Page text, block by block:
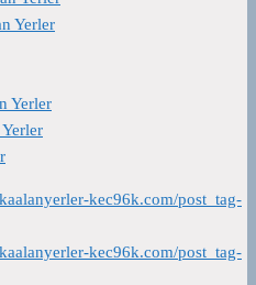
Yerler
Yerler
kec96k.com/post_tag-
kec96k.com/post_tag-